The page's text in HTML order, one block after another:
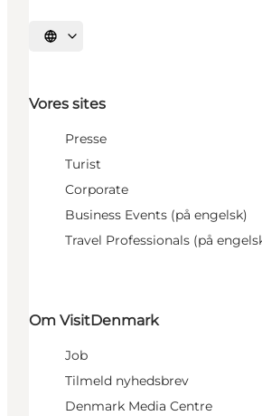
Vælg sprog
Vores sites
Presse
Turist
Corporate
Business Events (på engelsk)
Travel Professionals (på
Om VisitDenmark
Job
Tilmeld nyhedsbrev
Denmark Media Centre